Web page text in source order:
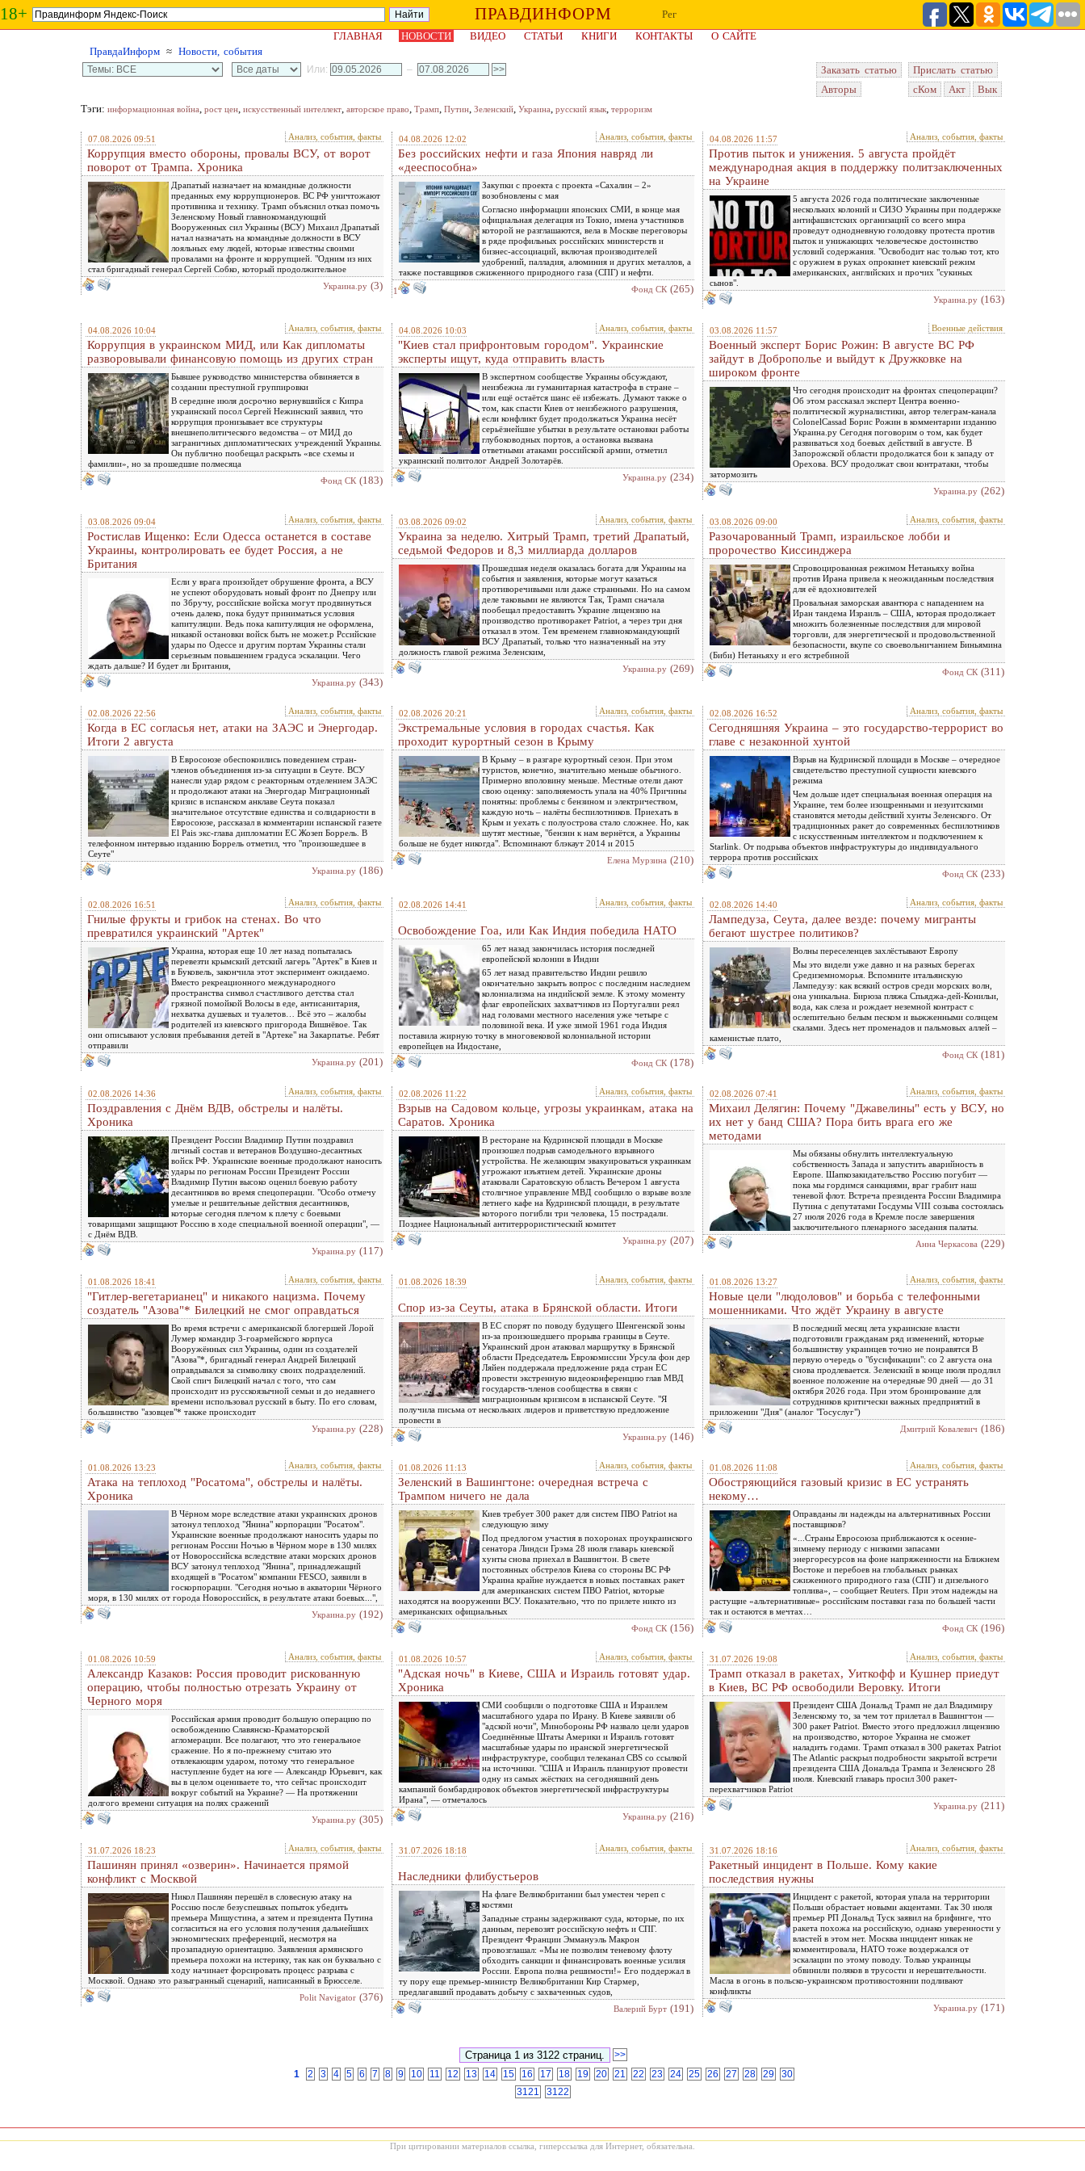
18+ ПРАВДИНФОРМ
Рег
ГЛАВНАЯ
НОВОСТИ ВИДЕО СТАТЬИ КНИГИ КОНТАКТЫ
О САЙТЕ
ПравдаИнформ ≈ Новости, события
Или: – Заказать статью
Прислать статью
Авторы
сКом Акт
Вык
Тэги: информационная война, рост цен, искусственный интеллект, авторское право, Трамп, Путин, Зеленский, Украина, русский язык, терроризм
07.08.2026 09:51 Анализ, события, факты
Коррупция вместо обороны, провалы ВСУ, от ворот
поворот от Трампа. Хроника
Драпатый назначает на командные должности
преданных ему коррупционеров. ВС РФ уничтожают
противника и технику. Трамп объяснил отказ помочь
Зеленскому Новый главнокомандующий
Вооруженных сил Украины (ВСУ) Михаил Драпатый
начал назначать на командные должности в ВСУ
лояльных ему людей, которые известны своими
провалами на фронте и коррупцией. "Одним из них
стал бригадный генерал Сергей Собко, который продолжительное
Украина.ру (3)
04.08.2026 12:02 Анализ, события, факты
Без российских нефти и газа Япония навряд ли
«дееспособна»
Закупки с проекта с проекта «Сахалин – 2»
возобновлены с мая
Согласно информации японских СМИ, в конце мая
официальная делегация из Токио, имена участников
которой не разглашаются, вела в Москве переговоры
в ряде профильных российских министерств и
бизнес-ассоциаций, включая производителей
удобрений, палладия, алюминия и других металлов, а
также поставщиков сжиженного природного газа (СПГ) и нефти.
1
Фонд СК (265)
04.08.2026 11:57 Анализ, события, факты
Против пыток и унижения. 5 августа пройдёт
международная акция в поддержку политзаключенных
на Украине
5 августа 2026 года политические заключенные
нескольких колоний и СИЗО Украины при поддержке
антифашистских организаций со всего мира
проведут однодневную голодовку протеста против
пыток и унижающих человеческое достоинство
условий содержания. "Освободит нас только тот, кто
с оружием в руках опрокинет киевский режим
американских, английских и прочих "сукиных
сынов".
Украина.ру (163)
04.08.2026 10:04 Анализ, события, факты
Коррупция в украинском МИД, или Как дипломаты
разворовывали финансовую помощь из других стран
Бывшее руководство министерства обвиняется в
создании преступной группировки
В середине июля досрочно вернувшийся с Кипра
украинский посол Сергей Нежинский заявил, что
коррупция пронизывает все структуры
внешнеполитического ведомства – от МИД до
заграничных дипломатических учреждений Украины.
Он публично пообещал раскрыть «все схемы и
фамилии», но за прошедшие полмесяца
Фонд СК (183)
04.08.2026 10:03 Анализ, события, факты
"Киев стал прифронтовым городом". Украинские
эксперты ищут, куда отправить власть
В экспертном сообществе Украины обсуждают,
неизбежна ли гуманитарная катастрофа в стране –
или ещё остаётся шанс её избежать. Думают также о
том, как спасти Киев от неизбежного разрушения,
если конфликт будет продолжаться Украина несёт
серьёзнейшие убытки в результате остановки работы
глубоководных портов, а остановка вызвана
ответными атаками российской армии, отметил
украинский политолог Андрей Золотарёв.
Украина.ру (234)
03.08.2026 11:57 Военные действия
Военный эксперт Борис Рожин: В августе ВС РФ
зайдут в Доброполье и выйдут к Дружковке на
широком фронте
Что сегодня происходит на фронтах спецоперации?
Об этом рассказал эксперт Центра военно-
политической журналистики, автор телеграм-канала
ColonelCassad Борис Рожин в комментарии изданию
Украина.ру Сегодня поговорим о том, как будет
развиваться ход боевых действий в августе. В
Запорожской области продолжатся бои к западу от
Орехова. ВСУ продолжат свои контратаки, чтобы
затормозить
Украина.ру (262)
03.08.2026 09:04 Анализ, события, факты
Ростислав Ищенко: Если Одесса останется в составе
Украины, контролировать ее будет Россия, а не
Британия
Если у врага произойдет обрушение фронта, а ВСУ
не успеют оборудовать новый фронт по Днепру или
по Збручу, российские войска могут продвинуться
очень далеко, пока будут приниматься условия
капитуляции. Ведь пока капитуляция не оформлена,
никакой остановки войск быть не может.р Рссийские
удары по Одессе и другим портам Украины стали
серьезным повышением градуса эскалации. Чего
ждать дальше? И будет ли Британия,
Украина.ру (343)
03.08.2026 09:02 Анализ, события, факты
Украина за неделю. Хитрый Трамп, третий Драпатый,
седьмой Федоров и 8,3 миллиарда долларов
Прошедшая неделя оказалась богата для Украины на
события и заявления, которые могут казаться
противоречивыми или даже странными. Но на самом
деле таковыми не являются Так, Трамп сначала
пообещал предоставить Украине лицензию на
производство противоракет Patriot, а через три дня
отказал в этом. Тем временем главнокомандующий
ВСУ Драпатый, только что назначенный на эту
должность главой режима Зеленским,
Украина.ру (269)
03.08.2026 09:00 Анализ, события, факты
Разочарованный Трамп, израильское лобби и
пророчество Киссинджера
Спровоцированная режимом Нетаньяху война
против Ирана привела к неожиданным последствия
для её вдохновителей
Провальная заморская авантюра с нападением на
Иран тандема Израиль – США, которая продолжает
множить болезненные последствия для мировой
торговли, для энергетической и продовольственной
безопасности, вкупе со своевольничанием Биньямина
(Биби) Нетаньяху и его ястребиной
Фонд СК (311)
02.08.2026 22:56 Анализ, события, факты
Когда в ЕС согласья нет, атаки на ЗАЭС и Энергодар.
Итоги 2 августа
В Евросоюзе обеспокоились поведением стран-
членов объединения из-за ситуации в Сеуте. ВСУ
нанесли удар рядом с реакторным отделением ЗАЭС
и продолжают атаки на Энергодар Миграционный
кризис в испанском анклаве Сеута показал
значительное отсутствие единства и солидарности в
Евросоюзе, рассказал в комментарии испанской газете
El Pais экс-глава дипломатии ЕС Жозеп Боррель. В
телефонном интервью изданию Боррель отметил, что "произошедшее в
Сеуте"
Украина.ру (186)
02.08.2026 20:21 Анализ, события, факты
Экстремальные условия в городах счастья. Как
проходит курортный сезон в Крыму
В Крыму – в разгаре курортный сезон. При этом
туристов, конечно, значительно меньше обычного.
Примерно вполовину меньше. Местные отели дают
свою оценку: заполняемость упала на 40% Причины
понятны: проблемы с бензином и электричеством,
каждую ночь – налёты беспилотников. Приехать в
Крым и уехать с полуострова стало сложнее. Но, как
шутят местные, "бензин к нам вернётся, а Украины
больше не будет никогда". Вспоминают блэкаут 2014 и 2015
Елена Мурзина (210)
02.08.2026 16:52 Анализ, события, факты
Сегодняшняя Украина – это государство-террорист во
главе с незаконной хунтой
Взрыв на Кудринской площади в Москве – очередное
свидетельство преступной сущности киевского
режима
Чем дольше идет специальная военная операция на
Украине, тем более изощренными и иезуитскими
становятся методы действий хунты Зеленского. От
традиционных ракет до современных беспилотников
с искусственным интеллектом и подключением к
Starlink. От подрыва объектов инфраструктуры до индивидуального
террора против российских
Фонд СК (233)
02.08.2026 16:51 Анализ, события, факты
Гнилые фрукты и грибок на стенах. Во что
превратился украинский "Артек"
Украина, которая еще 10 лет назад попыталась
перевезти крымский детский лагерь "Артек" в Киев и
в Буковель, закончила этот эксперимент ожидаемо.
Вместо рекреационного международного
пространства символ счастливого детства стал
грязной помойкой Волосы в еде, антисанитария,
нехватка душевых и туалетов… Всё это – жалобы
родителей из киевского пригорода Вишнёвое. Так
они описывают условия пребывания детей в "Артеке" на Закарпатье. Ребят
отправили
Украина.ру (201)
02.08.2026 14:41 Анализ, события, факты
Освобождение Гоа, или Как Индия победила НАТО
65 лет назад закончилась история последней
европейской колонии в Индии
65 лет назад правительство Индии решило
окончательно закрыть вопрос с последним наследием
колониализма на индийской земле. К этому моменту
флаг европейских захватчиков из Португалии реял
над головами местного населения уже четыре с
половиной века. И уже зимой 1961 года Индия
поставила жирную точку в многовековой колониальной истории
европейцев на Индостане,
Фонд СК (178)
02.08.2026 14:40 Анализ, события, факты
Лампедуза, Сеута, далее везде: почему мигранты
бегают шустрее политиков?
Волны переселенцев захлёстывают Европу
Мы это видели уже давно и на разных берегах
Средиземноморья. Вспомните итальянскую
Лампедузу: как всякий остров среди морских волн,
она уникальна. Бирюза пляжа Спьяджа-дей-Конильи,
вода, как слеза и рождает неземной контраст с
ослепительно белым песком и выжженными солнцем
скалами. Здесь нет променадов и пальмовых аллей –
каменистые плато,
Фонд СК (181)
02.08.2026 14:36 Анализ, события, факты
Поздравления с Днём ВДВ, обстрелы и налёты.
Хроника
Президент России Владимир Путин поздравил
личный состав и ветеранов Воздушно-десантных
войск РФ. Украинские военные продолжают наносить
удары по регионам России Президент России
Владимир Путин высоко оценил боевую работу
десантников во время спецоперации. "Особо отмечу
умелые и решительные действия десантников,
которые сегодня плечом к плечу с боевыми
товарищами защищают Россию в ходе специальной военной операции", —
с Днём ВДВ.
Украина.ру (117)
02.08.2026 11:22 Анализ, события, факты
Взрыв на Садовом кольце, угрозы украинкам, атака на
Саратов. Хроника
В ресторане на Кудринской площади в Москве
произошел подрыв самодельного взрывного
устройства. Не желающим эвакуироваться украинкам
угрожают изъятием детей. Украинские дроны
атаковали Саратовскую область Вечером 1 августа
столичное управление МВД сообщило о взрыве возле
летнего кафе на Кудринской площади, в результате
которого погибли три человека, 15 пострадали.
Позднее Национальный антитеррористический комитет
Украина.ру (207)
02.08.2026 07:41 Анализ, события, факты
Михаил Делягин: Почему "Джавелины" есть у ВСУ, но
их нет у банд США? Пора бить врага его же
методами
Мы обязаны обнулить интеллектуальную
собственность Запада и запустить аварийность в
Европе. Шапкозакидательство Россию погубит —
пока мы гордимся санкциями, враг грабит наш
теневой флот. Встреча президента России Владимира
Путина с депутатами Госдумы VIII созыва состоялась
27 июля 2026 года в Кремле после завершения
заключительного пленарного заседания палаты.
Анна Черкасова (229)
01.08.2026 18:41 Анализ, события, факты
"Гитлер-вегетарианец" и никакого нацизма. Почему
создатель "Азова"* Билецкий не смог оправдаться
Во время встречи с американской блогершей Лорой
Лумер командир 3-гоармейского корпуса
Вооружённых сил Украины, один из создателей
"Азова"*, бригадный генерал Андрей Билецкий
оправдывался за символику своих подразделений.
Свой спич Билецкий начал с того, что сам
происходит из русскоязычной семьи и до недавнего
времени использовал русский в быту. По его словам,
большинство "азовцев"* также происходит
Украина.ру (228)
01.08.2026 18:39 Анализ, события, факты
Спор из-за Сеуты, атака в Брянской области. Итоги
В ЕС спорят по поводу будущего Шенгенской зоны
из-за произошедшего прорыва границы в Сеуте.
Украинский дрон атаковал маршрутку в Брянской
области Председатель Еврокомиссии Урсула фон дер
Ляйен поддержала предложение ряда стран ЕС
провести экстренную видеоконференцию глав МВД
государств-членов сообщества в связи с
миграционным кризисом в испанской Сеуте. "Я
получила письма от нескольких лидеров и приветствую предложение
провести в
Украина.ру (146)
01.08.2026 13:27 Анализ, события, факты
Новые цели "людоловов" и борьба с телефонными
мошенниками. Что ждёт Украину в августе
В последний месяц лета украинские власти
подготовили гражданам ряд изменений, которые
большинству украинцев точно не понравятся В
первую очередь о "бусификации": со 2 августа она
снова продлевается. Зеленский в конце июля продлил
военное положение на очередные 90 дней — до 31
октября 2026 года. При этом бронирование для
сотрудников критически важных предприятий в
приложении "Дия" (аналог "Госуслуг")
Дмитрий Ковалевич (186)
01.08.2026 13:23 Анализ, события, факты
Атака на теплоход "Росатома", обстрелы и налёты.
Хроника
В Чёрном море вследствие атаки украинских дронов
затонул теплоход "Янина" корпорации "Росатом".
Украинские военные продолжают наносить удары по
регионам России Ночью в Чёрном море в 130 милях
от Новороссийска вследствие атаки морских дронов
ВСУ затонул теплоход "Янина", принадлежащий
входящей в "Росатом" компании FESCO, заявили в
госкорпорации. "Сегодня ночью в акватории Чёрного
моря, в 130 милях от города Новороссийск, в результате атаки боевых...",
Украина.ру (192)
01.08.2026 11:13 Анализ, события, факты
Зеленский в Вашингтоне: очередная встреча c
Трампом ничего не дала
Киев требует 300 ракет для систем ПВО Patriot на
следующую зиму
Под предлогом участия в похоронах проукраинского
сенатора Линдси Грэма 28 июля главарь киевской
хунты снова приехал в Вашингтон. В свете
постоянных обстрелов Киева со стороны ВС РФ
Украина крайне нуждается в новых поставках ракет
для американских систем ПВО Patriot, которые
находятся на вооружении ВСУ. Показательно, что по прилете никто из
американских официальных
Фонд СК (156)
01.08.2026 11:08 Анализ, события, факты
Обостряющийся газовый кризис в ЕС устранять
некому…
Оправданы ли надежды на альтернативных России
поставщиков?
«...Страны Евросоюза приближаются к осенне-
зимнему периоду с низкими запасами
энергоресурсов на фоне напряженности на Ближнем
Востоке и перебоев на глобальных рынках
сжиженного природного газа (СПГ) и дизельного
топлива», – сообщает Reuters. При этом надежды на
растущие «альтернативные» российским поставки газа по большей части
так и остаются в мечтах…
Фонд СК (196)
01.08.2026 10:59 Анализ, события, факты
Александр Казаков: Россия проводит рискованную
операцию, чтобы полностью отрезать Украину от
Черного моря
Российская армия проводит большую операцию по
освобождению Славянско-Краматорской
агломерации. Все полагают, что это генеральное
сражение. Но я по-прежнему считаю это
отвлекающим ударом, потому что генеральное
наступление будет на юге — Александр Юрьевич, как
вы в целом оцениваете то, что сейчас происходит
вокруг событий на Украине? — На протяжении
долгого времени ситуация на полях сражений
Украина.ру (305)
01.08.2026 10:57 Анализ, события, факты
"Адская ночь" в Киеве, США и Израиль готовят удар.
Хроника
СМИ сообщили о подготовке США и Израилем
масштабного удара по Ирану. В Киеве заявили об
"адской ночи", Минобороны РФ назвало цели ударов
Соединённые Штаты Америки и Израиль готовят
масштабные удары по иранской энергетической
инфраструктуре, сообщил телеканал CBS со ссылкой
на источники. "США и Израиль планируют провести
одну из самых жёстких на сегодняшний день
кампаний бомбардировок объектов энергетической инфраструктуры
Ирана", — отмечалось
Украина.ру (216)
31.07.2026 19:08 Анализ, события, факты
Трамп отказал в ракетах, Уиткофф и Кушнер приедут
в Киев, ВС РФ освободили Веровку. Итоги
Президент США Дональд Трамп не дал Владимиру
Зеленскому то, за чем тот прилетал в Вашингтон —
300 ракет Patriot. Вместо этого предложил лицензию
на производство, которое Украина не сможет
наладить годами. Трамп отказал в 300 ракетах Patriot
The Atlantic раскрыл подробности закрытой встречи
президента США Дональда Трампа и Зеленского 28
июля. Киевский главарь просил 300 ракет-
перехватчиков Patriot
Украина.ру (211)
31.07.2026 18:23 Анализ, события, факты
Пашинян принял «озверин». Начинается прямой
конфликт с Москвой
Никол Пашинян перешёл в словесную атаку на
Россию после безуспешных попыток убедить
премьера Мишустина, а затем и президента Путина
согласиться на его условия получения дальнейших
экономических преференций, несмотря на
прозападную ориентацию. Заявления армянского
премьера похожи на истерику, так как он буквально с
ходу начинает форсировать процесс разрыва с
Москвой. Однако это разыгранный сценарий, написанный в Брюсселе.
Polit Navigator (376)
31.07.2026 18:18 Анализ, события, факты
Наследники флибустьеров
На флаге Великобритании был уместен череп с
костями
Западные страны задерживают суда, которые, по их
данным, перевозят российскую нефть и СПГ.
Президент Франции Эммануэль Макрон
провозглашал: «Мы не позволим теневому флоту
обходить санкции и финансировать военные усилия
России. Европа полна решимости!» Его поддержал в
ту пору еще премьер-министр Великобритании Кир Стармер,
предлагавший продавать добычу с захваченных судов,
Валерий Бурт (191)
31.07.2026 18:16 Анализ, события, факты
Ракетный инцидент в Польше. Кому какие
последствия нужны
Инцидент с ракетой, которая упала на территории
Польши обрастает новыми акцентами. Так 30 июля
премьер РП Дональд Туск заявил на брифинге, что
ракета похожа на российскую, однако уверенности у
властей в этом нет. Москва инцидент никак не
комментировала, НАТО тоже воздержался от
эскалации по этому поводу. Только украинцы
обвинили поляков в трусости и нерешительности.
Масла в огонь в польско-украинском противостоянии подливают
конфликты
Украина.ру (171)
>>
1
2 3 4 5 6 7 8 9 10 11 12 13 14 15 16 17 18 19 20 21 22 23 24 25 26 27 28 29
30
3121
3122
При цитировании материалов ссылка, гиперссылка для Интернет, обязательна.